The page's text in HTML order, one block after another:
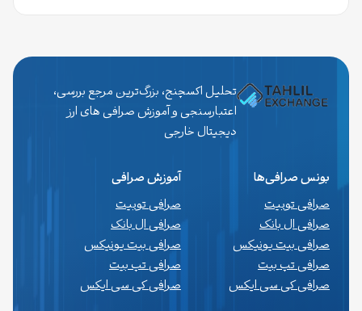
تحلیل اکسچنج، بزرگ‌ترین مرجع بررسی،
اعتبارسنجی و آموزش صرافی های ارز
دیجیتال خارجی
بونس صرافی‌ها
صرافی توبیت
صرافی ال بانک
صرافی بیت یونیکس
صرافی تپ بیت
صرافی کی سی ایکس
آموزش صرافی
صرافی توبیت
صرافی ال بانک
صرافی بیت یونیکس
صرافی تپ بیت
صرافی کی سی ایکس